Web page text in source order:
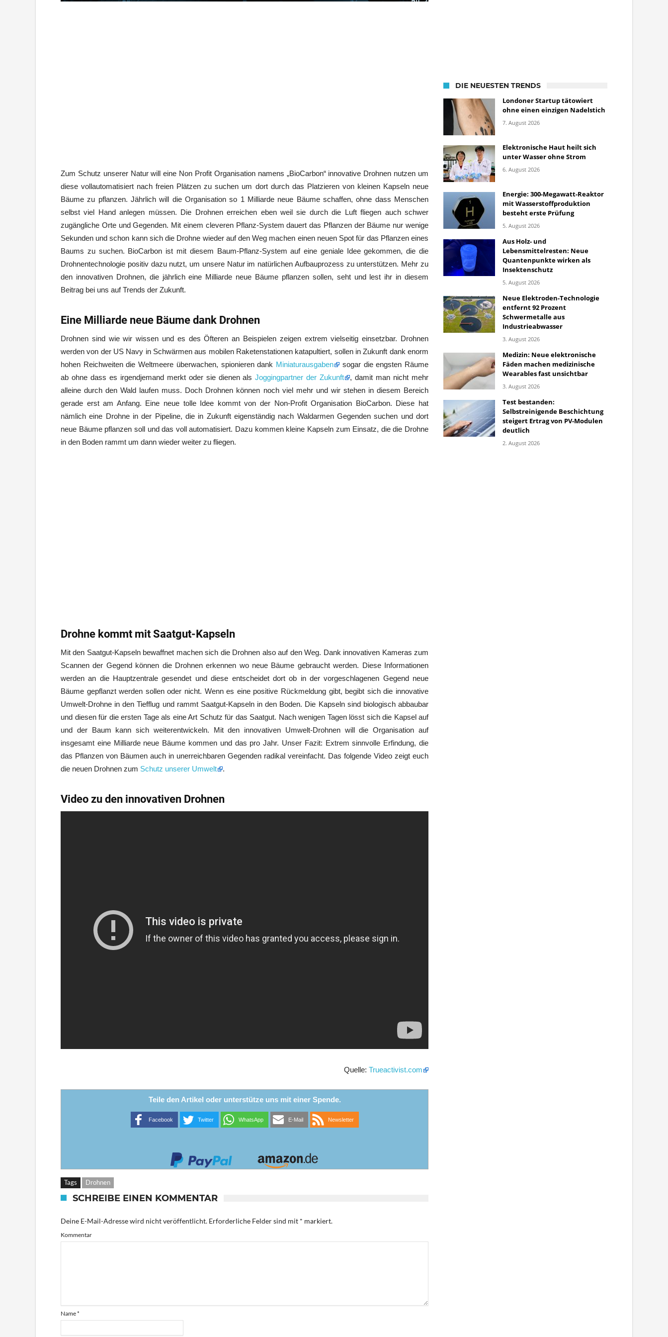
Zum Schutz unserer Natur will eine Non Profit Organisation namens „BioCarbon“ innovative Drohnen nutzen um
diese vollautomatisiert nach freien Plätzen zu suchen um dort durch das Platzieren von kleinen Kapseln neue
Bäume zu pflanzen. Jährlich will die Organisation so 1 Milliarde neue Bäume schaffen, ohne dass Menschen
selbst viel Hand anlegen müssen. Die Drohnen erreichen eben weil sie durch die Luft fliegen auch schwer
zugängliche Orte und Gegenden. Mit einem cleveren Pflanz-System dauert das Pflanzen der Bäume nur wenige
Sekunden und schon kann sich die Drohne wieder auf den Weg machen einen neuen Spot für das Pflanzen eines
Baums zu suchen. BioCarbon ist mit diesem Baum-Pflanz-System auf eine geniale Idee gekommen, die die
Drohnentechnologie positiv dazu nutzt, um unsere Natur im natürlichen Aufbauprozess zu unterstützen. Mehr zu
den innovativen Drohnen, die jährlich eine Milliarde neue Bäume pflanzen sollen, seht und lest ihr in diesem
Beitrag bei uns auf Trends der Zukunft.
Eine Milliarde neue Bäume dank Drohnen
Drohnen sind wie wir wissen und es des Öfteren an Beispielen zeigen extrem vielseitig einsetzbar. Drohnen
werden von der US Navy in Schwärmen aus mobilen Raketenstationen katapultiert, sollen in Zukunft dank enorm
hohen Reichweiten die Weltmeere überwachen, spionieren dank Miniaturausgaben
sogar die engsten Räume
ab ohne dass es irgendjemand merkt oder sie dienen alsJoggingpartner der Zukunft
, damit man nicht mehr
alleine durch den Wald laufen muss. Doch Drohnen können noch viel mehr und wir stehen in diesem Bereich
gerade erst am Anfang. Eine neue tolle Idee kommt von der Non-Profit Organisation BioCarbon. Diese hat
nämlich eine Drohne in der Pipeline, die in Zukunft eigenständig nach Waldarmen Gegenden suchen und dort
neue Bäume pflanzen soll und das voll automatisiert. Dazu kommen kleine Kapseln zum Einsatz, die die Drohne
in den Boden rammt um dann wieder weiter zu fliegen.
Drohne kommt mit Saatgut-Kapseln
Mit den Saatgut-Kapseln bewaffnet machen sich die Drohnen also auf den Weg. Dank innovativen Kameras zum
Scannen der Gegend können die Drohnen erkennen wo neue Bäume gebraucht werden. Diese Informationen
werden an die Hauptzentrale gesendet und diese entscheidet dort ob in der vorgeschlagenen Gegend neue
Bäume gepflanzt werden sollen oder nicht. Wenn es eine positive Rückmeldung gibt, begibt sich die innovative
Umwelt-Drohne in den Tiefflug und rammt Saatgut-Kapseln in den Boden. Die Kapseln sind biologisch abbaubar
und diesen für die ersten Tage als eine Art Schutz für das Saatgut. Nach wenigen Tagen lösst sich die Kapsel auf
und der Baum kann sich weiterentwickeln. Mit den innovativen Umwelt-Drohnen will die Organisation auf
insgesamt eine Milliarde neue Bäume kommen und das pro Jahr. Unser Fazit: Extrem sinnvolle Erfindung, die
das Pflanzen von Bäumen auch in unerreichbaren Gegenden radikal vereinfacht. Das folgende Video zeigt euch
die neuen Drohnen zum Schutz unserer Umwelt .
Video zu den innovativen Drohnen
Quelle: Trueactivist.com
Teile den Artikel oder unterstütze uns mit einer Spende.
Facebook Twitter WhatsApp E-Mail Newsletter
Tags Drohnen
SCHREIBE EINEN KOMMENTAR
Deine E-Mail-Adresse wird nicht veröffentlicht. Erforderliche Felder sind mit * markiert.
Kommentar
Name*
DIE NEUESTEN TRENDS
Londoner Startup tätowiert
ohne einen einzigen Nadelstich
7. August 2026
Elektronische Haut heilt sich
unter Wasser ohne Strom
6. August 2026
Energie: 300-Megawatt-Reaktor
mit Wasserstoffproduktion
besteht erste Prüfung
5. August 2026
Aus Holz- und
Lebensmittelresten: Neue
Quantenpunkte wirken als
Insektenschutz
5. August 2026
Neue Elektroden-Technologie
entfernt 92 Prozent
Schwermetalle aus
Industrieabwasser
3. August 2026
Medizin: Neue elektronische
Fäden machen medizinische
Wearables fast unsichtbar
3. August 2026
Test bestanden:
Selbstreinigende Beschichtung
steigert Ertrag von PV-Modulen
deutlich
2. August 2026